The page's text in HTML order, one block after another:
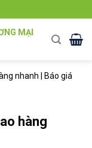
MẠI
nhanh | Báo giá
hàng